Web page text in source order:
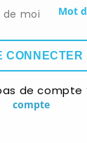
de moi Mot
de compte
compte